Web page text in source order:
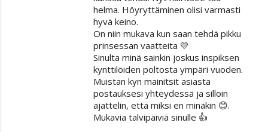
helma. Höyryttäminen olisi varmasti
hyvä keino.
On niin mukava kun saan tehdä pikku
prinsessan vaatteita 💛
Sinulta minä sainkin joskus inspiksen
kynttilöiden poltosta ympäri vuoden.
Muistan kyn mainitsit asiasta
postauksesi yhteydessä ja silloin
ajattelin, että miksi en minäkin 😊.
Mukavia talvipäiviä sinulle 👍